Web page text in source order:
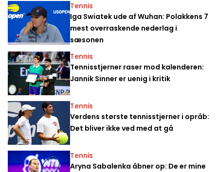
Tennis
Iga Swiatek ude af Wuhan: Polakkens 7
mest overraskende nederlag i
sæsonen
Tennis
Tennisstjerner raser mod kalenderen:
Jannik Sinner er uenig i kritik
Tennis
Verdens største tennisstjerner i opråb:
Det bliver ikke ved med at gå
Tennis
Aryna Sabalenka åbner op: De er mine